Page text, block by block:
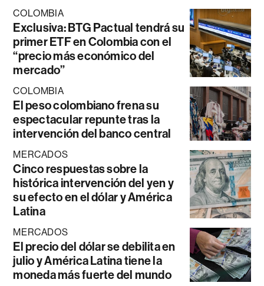
COLOMBIA
Exclusiva: BTG Pactual tendrá su
primer ETF en Colombia con el
“precio más económico del
mercado”
COLOMBIA
El peso colombiano frena su
espectacular repunte tras la
intervención del banco central
MERCADOS
Cinco respuestas sobre la
histórica intervención del yen y
su efecto en el dólar y América
Latina
MERCADOS
El precio del dólar se debilita en
julio y América Latina tiene la
moneda más fuerte del mundo